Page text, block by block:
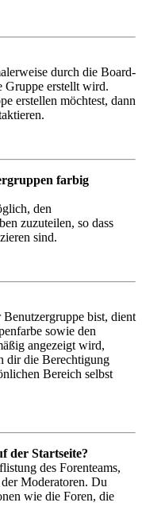
durch die Board-
Gruppe erstellt wird.
erstellen möchtest, dann
farbig
den
zuzuteilen, so dass
sind.
bist, dient
sowie den
angezeigt wird,
dir die Berechtigung
Bereich selbst
der Startseite?
des Forenteams,
Moderatoren. Du
wie die Foren, die